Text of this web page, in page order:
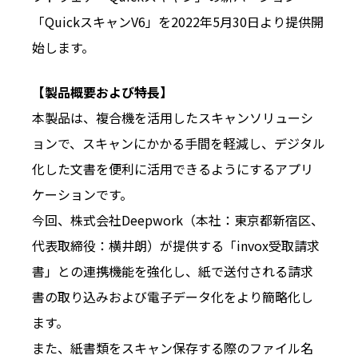
「QuickスキャンV6」を2022年5月30日より提供開
始します。
【製品概要および特長】
本製品は、複合機を活用したスキャンソリューシ
ョンで、スキャンにかかる手間を軽減し、デジタル
化した文書を便利に活用できるようにするアプリ
ケーションです。
今回、株式会社Deepwork（本社：東京都新宿区、
代表取締役：横井朗）が提供する「invox受取請求
書」との連携機能を強化し、紙で送付される請求
書の取り込みおよび電子データ化をより簡略化し
ます。
また、紙書類をスキャン保存する際のファイル名